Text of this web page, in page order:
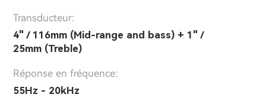
Transducteur:
4" / 116mm (Mid-range and bass) + 1" /
25mm (Treble)
Réponse en fréquence:
55Hz - 20kHz